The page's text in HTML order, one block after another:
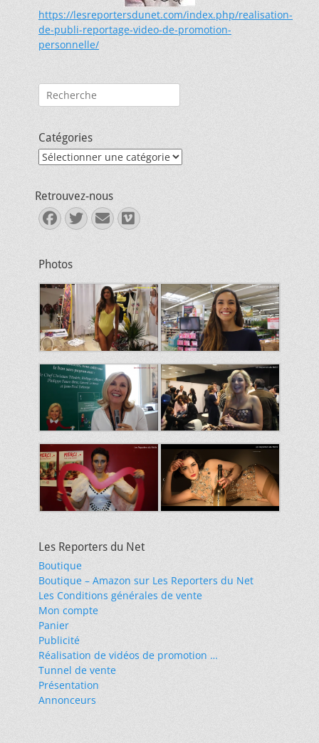
https://lesreportersdunet.com/index.php/realisation-
de-publi-reportage-video-de-promotion-
personnelle/
Rechercher :
Catégories
Catégories
Retrouvez-nous
Facebook
Twitter
E-
mail
Vimeo
Photos
Les Reporters du Net
Boutique
Boutique – Amazon sur Les Reporters du Net
Les Conditions générales de vente
Mon compte
Panier
Publicité
Réalisation de vidéos de promotion …
Tunnel de vente
Présentation
Annonceurs